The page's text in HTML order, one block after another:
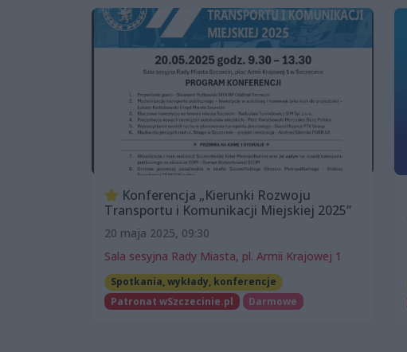
Konferencja „Kierunki Rozwoju
Transportu i Komunikacji Miejskiej 2025”
20 maja 2025, 09:30
Sala sesyjna Rady Miasta, pl. Armii Krajowej 1
Spotkania, wykłady, konferencje
Patronat wSzczecinie.pl
Darmowe